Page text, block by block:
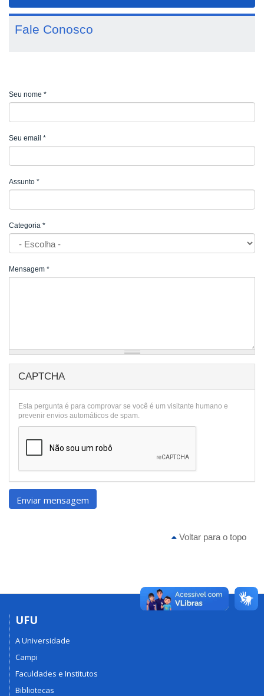
Fale Conosco
Seu nome *
Seu email *
Assunto *
Categoria *
Mensagem *
CAPTCHA
Esta pergunta é para comprovar se você é um visitante humano e
prevenir envios automáticos de spam.
Enviar mensagem
Voltar para o topo
UFU
A Universidade
Campi
Faculdades e Institutos
Bibliotecas